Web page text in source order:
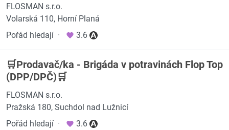
FLOSMAN s.r.o.
Volarská 110, Horní Planá
Pořád hledají · 3.6
🛒Prodavač/ka - Brigáda v potravinách Flop Top
(DPP/DPČ)🛒
FLOSMAN s.r.o.
Pražská 180, Suchdol nad Lužnicí
Pořád hledají · 3.6